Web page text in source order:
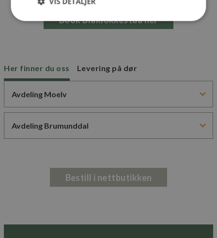
Book Blåklokkestua her
Her finner du oss Levering på dør
Bestill i nettbutikken
Strengt nødvendige informasjonskapsler tillater
kjernefunksjoner på nettstedet, som
Nettstedet kan ikke brukes riktig uten strengt
www.bakerkristiansen.no
sessionid_www.bakerkristiansen.no www.bakerkristiansen.no